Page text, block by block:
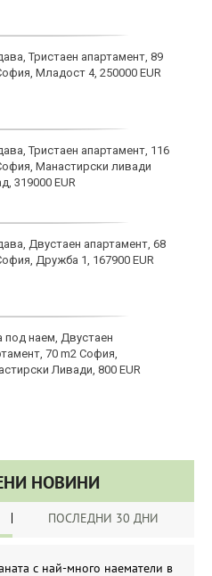
Тристаен апартамент, 89
Младост 4, 250000 EUR
Тристаен апартамент, 116
Манастирски ливади
319000 EUR
Двустаен апартамент, 68
Дружба 1, 167900 EUR
под наем, Двустаен
70 m2 София,
Ливади, 800 EUR
НОВИНИ
ПОСЛЕДНИ 30 ДНИ
с най-много наематели в